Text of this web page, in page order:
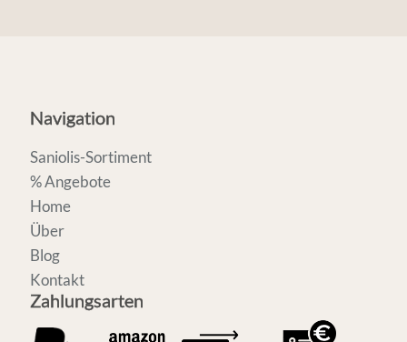
Navigation
Saniolis-Sortiment
% Angebote
Home
Über
Blog
Kontakt
Zahlungsarten